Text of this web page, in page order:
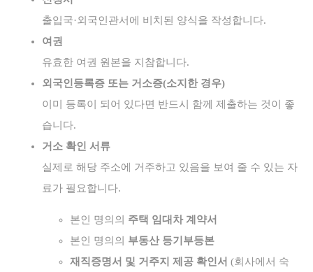
출입국·외국인관서에 비치된 양식을 작성합니다.
여권
유효한 여권 원본을 지참합니다.
외국인등록증 또는 거소증(소지한 경우)
이미 등록이 되어 있다면 반드시 함께 제출하는 것이 좋
습니다.
거소 확인 서류
실제로 해당 주소에 거주하고 있음을 보여 줄 수 있는 자
료가 필요합니다.
본인 명의의 주택 임대차 계약서
본인 명의의 부동산 등기부등본
재직증명서 및 거주지 제공 확인서 (회사에서 숙